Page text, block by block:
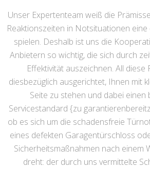
Unser Expertenteam weiß die
Reaktionszeiten in Notsituationen
spielen. Deshalb ist uns die
Anbietern so wichtig, die sich durch
Effektivität auszeichnen. All diese
diesbezüglich ausgerichtet, Ihnen mit
Seite zu stehen und dabei einen
Servicestandard {zu
ob es sich um die schadensfreie
eines defekten Garagentürschloss
Sicherheitsmaßnahmen nach einem
dreht: der durch uns vermittelte